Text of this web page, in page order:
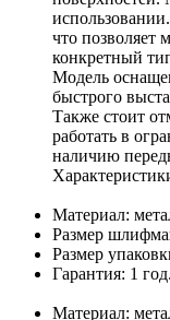
что позволяет
конкретный
Модель
быстрого
Также стоит
работать в
наличию
Материал:
Размер
Размер
Гарантия: 1
Материал: